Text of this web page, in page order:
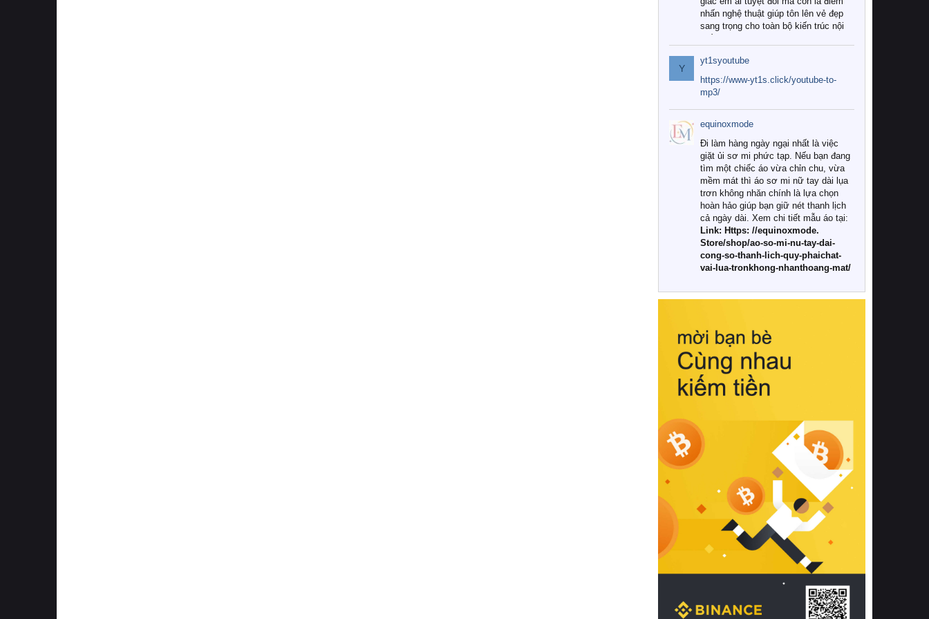
nhấn nghệ thuật giúp tôn lên vẻ đẹp
sang trọng cho toàn bộ kiến trúc nội
Tuy nhiên, giữa thị trường đa dạng
với vô vàn thương hiệu và mẫu mã
như hiện nay, làm thế nào để chọn
được những bộ chăn ga gối đệm cao
cấp thực sự chất lượng, phù hợp với
khí hậu và nhu cầu sử dụng của gia
đình? Hãy cùng chúng tôi đi tìm lời
giải đáp chi tiết qua bài viết dưới đây.
1. Tại sao các gia đình hiện đại lại ưa
chuộng chăn ga gối đệm cao cấp?
Khác với các dòng sản phẩm thông
thường, những bộ chăn ga gối đệm
cao cấp trải qua quy trình sản xuất
nghiêm ngặt từ khâu chọn lọc nguyên
liệu tự nhiên đến công nghệ dệt
nhuộm hiện đại không chứa hóa chất
này, bạn sẽ cảm nhận rõ rệt sự khác
hồi chuẩn xác của phần đệm nâng đỡ
cột sống.
Bên cạnh đó, việc lựa chọn các dòng
sản phẩm đạt chuẩn chất lượng quốc
tế còn giúp ngăn ngừa tình trạng kích
khuẩn và nấm mốc trong điều kiện
thời tiết nóng ẩm. Bạn có thể tìm hiểu
thêm các nghiên cứu khoa học về tác
động của giấc ngủ và môi trường
phòng ngủ đối với sức khỏe con
người tại Sleep Foundation (External
Link) để có cái nhìn toàn diện hơn.
2. Các tiêu chí vàng khi lựa chọn
chăn ga gối đệm cao cấp cho phòng
ngủ
Để sở hữu một bộ chăn ga gối đệm
cao cấp hoàn hảo cả về thẩm mỹ lẫn
công năng, người tiêu dùng cần cân
nhắc kỹ lưỡng các tiêu chí quan trọng
Y
yt1syoutube
https://www-yt1s.click/youtube-to-
mp3/
equinoxmode
Đi làm hàng ngày ngại nhất là việc
giặt ủi sơ mi phức tạp. Nếu bạn đang
tìm một chiếc áo vừa chỉn chu, vừa
mềm mát thì áo sơ mi nữ tay dài lụa
trơn không nhăn chính là lựa chọn
hoàn hảo giúp bạn giữ nét thanh lịch
cả ngày dài. Xem chi tiết mẫu áo tại:
Link: Https: //equinoxmode.
Store/shop/ao-so-mi-nu-tay-dai-
cong-so-thanh-lich-quy-phaichat-
vai-lua-tronkhong-nhanthoang-mat/